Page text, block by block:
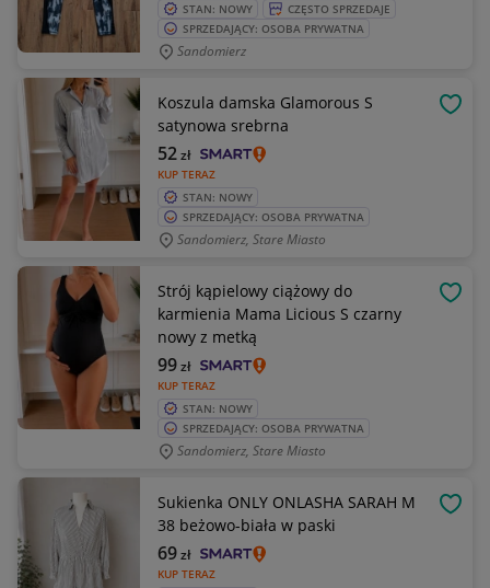
STAN: NOWY
CZĘSTO SPRZEDAJE
SPRZEDAJĄCY: OSOBA PRYWATNA
Sandomierz
Koszula damska Glamorous S
satynowa srebrna
KUP TERAZ
52zł
STAN: NOWY
SPRZEDAJĄCY: OSOBA PRYWATNA
Sandomierz, Stare Miasto
Strój kąpielowy ciążowy do
karmienia Mama Licious S czarny
nowy z metką
KUP TERAZ
99zł
STAN: NOWY
SPRZEDAJĄCY: OSOBA PRYWATNA
Sandomierz, Stare Miasto
Sukienka ONLY ONLASHA SARAH M
38 beżowo-biała w paski
KUP TERAZ
69zł